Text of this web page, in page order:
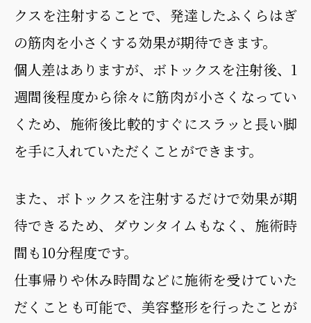
クスを注射することで、発達したふくらはぎ
の筋肉を小さくする効果が期待できます。
個人差はありますが、ボトックスを注射後、1
週間後程度から徐々に筋肉が小さくなってい
くため、施術後比較的すぐにスラッと長い脚
を手に入れていただくことができます。
また、ボトックスを注射するだけで効果が期
待できるため、ダウンタイムもなく、施術時
間も10分程度です。
仕事帰りや休み時間などに施術を受けていた
だくことも可能で、美容整形を行ったことが